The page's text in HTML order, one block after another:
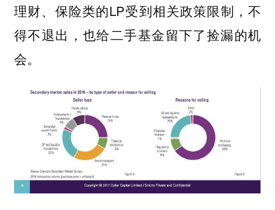
理财、保险类的LP受到相关政策限制，不
得不退出，也给二手基金留下了捡漏的机
会。